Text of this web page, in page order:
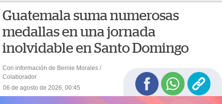
Guatemala suma numerosas
medallas en una jornada
inolvidable en Santo Domingo
Con información de Bernie Morales /
Colaborador
06 de agosto de 2026, 00:45